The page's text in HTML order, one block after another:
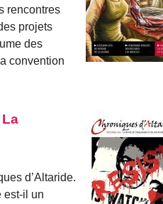
rencontres
projets
des
convention
d’Altaride.
est-il un